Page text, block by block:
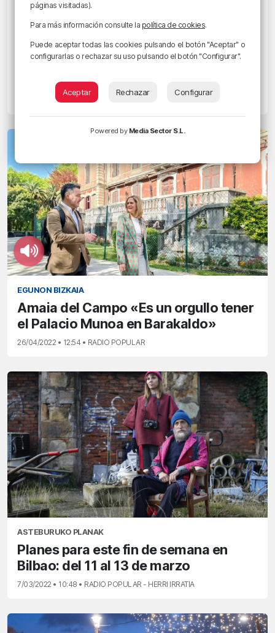
Este fin de semana: Fiestas de San
Pedro, Bilboko Kalealdia, Getxo Jazz y
mucho más
30/06/2022 • 13:16 • RADIO POPULAR - HERRI IRRATIA
Planes para este fin de semana en Bilbao: del 1 al
3 de julio
EGUNON BIZKAIA
Amaia del Campo «Es un orgullo tener
el Palacio Munoa en Barakaldo»
26/04/2022 • 12:54 • RADIO POPULAR
ASTEBURUKO PLANAK
Planes para este fin de semana en
Bilbao: del 11 al 13 de marzo
7/03/2022 • 10:48 • RADIO POPULAR - HERRI IRRATIA
páginas visitadas).
Para más información consulte la política de cookies.
Puede aceptar todas las cookies pulsando el botón "Aceptar" o
configurarlas o rechazar su uso pulsando el botón "Configurar".
Aceptar Rechazar Configurar
Powered by Media Sector S.L.